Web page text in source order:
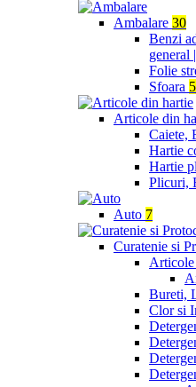
Ambalare 30
Benzi
general
Folie
Sfoara 5
Articole din
Caiete,
Hartie
Hartie
Plicuri,
Auto 7
Curatenie si
Bureti,
Clor si